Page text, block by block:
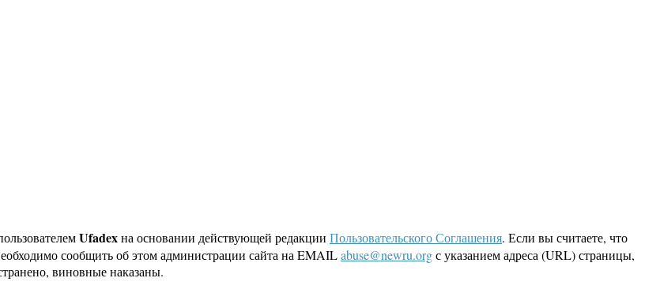
Ufadexна основании действующей редакции Пользовательского Соглашения. Если вы считаете, что
сообщить об этом администрации сайта на EMAILabuse@newru.orgс указанием адреса (URL) страницы,
виновные наказаны.